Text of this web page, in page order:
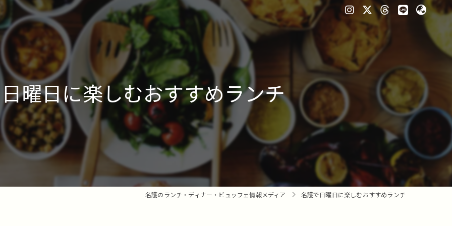
曜日に楽しむおすすめランチ
名護のランチ・ディナー・ビュッフェ情報メディア 名護で日曜日に楽しむおすすめランチ